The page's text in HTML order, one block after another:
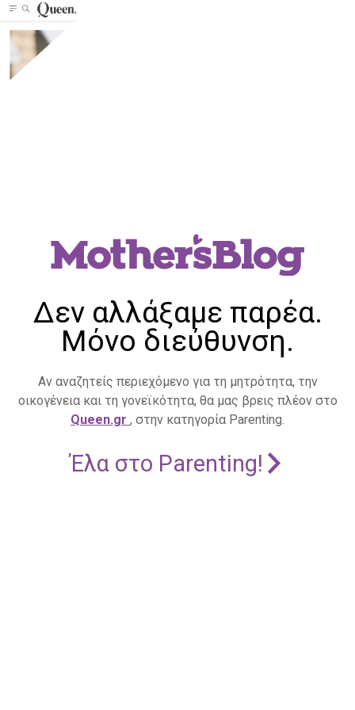
Δεν αλλάξαμε παρέα.
Μόνο διεύθυνση.
Αν αναζητείς περιεχόμενο για τη μητρότητα, την
οικογένεια και τη γονεϊκότητα, θα μας βρεις πλέον στο
Queen.gr , στην κατηγορία Parenting.
Έλα στο Parenting!